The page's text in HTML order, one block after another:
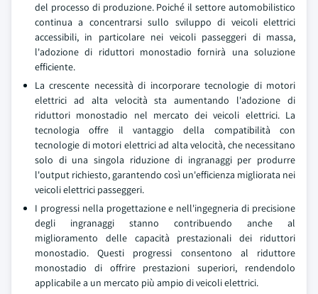
del processo di produzione. Poiché il settore automobilistico
continua a concentrarsi sullo sviluppo di veicoli elettrici
accessibili, in particolare nei veicoli passeggeri di massa,
l'adozione di riduttori monostadio fornirà una soluzione
efficiente.
La crescente necessità di incorporare tecnologie di motori
elettrici ad alta velocità sta aumentando l'adozione di
riduttori monostadio nel mercato dei veicoli elettrici. La
tecnologia offre il vantaggio della compatibilità con
tecnologie di motori elettrici ad alta velocità, che necessitano
solo di una singola riduzione di ingranaggi per produrre
l'output richiesto, garantendo così un'efficienza migliorata nei
veicoli elettrici passeggeri.
I progressi nella progettazione e nell'ingegneria di precisione
degli ingranaggi stanno contribuendo anche al
miglioramento delle capacità prestazionali dei riduttori
monostadio. Questi progressi consentono al riduttore
monostadio di offrire prestazioni superiori, rendendolo
applicabile a un mercato più ampio di veicoli elettrici.